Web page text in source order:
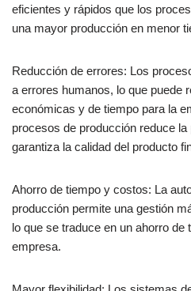
eficientes y rápidos que los
una mayor producción en menor
Reducción de errores: Los
a errores humanos, lo que puede
económicas y de tiempo para la
procesos de producción reduce
garantiza la calidad del producto
Ahorro de tiempo y costos: La
producción permite una gestión
lo que se traduce en un ahorro
empresa.